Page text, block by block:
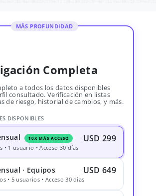
MÁS PROFUNDIDAD
Completa
a todos los datos disponibles
consultado. Verificación en listas
de riesgo, historial de cambios, y más.
DISPONIBLES
10X MÁS ACCESO USD 299
• 1 usuario • Acceso 30 días
· Equipos USD 649
• 5 usuarios • Acceso 30 días